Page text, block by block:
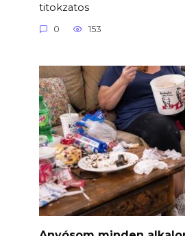
titokzatos
0 153